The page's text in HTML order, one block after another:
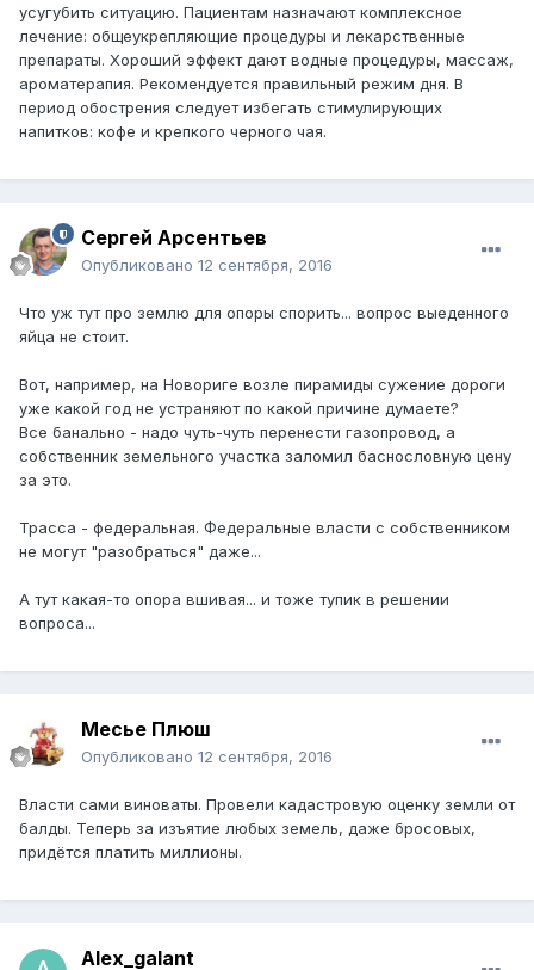
усугубить ситуацию. Пациентам назначают комплексное
лечение: общеукрепляющие процедуры и лекарственные
препараты. Хороший эффект дают водные процедуры, массаж,
ароматерапия. Рекомендуется правильный режим дня. В
период обострения следует избегать стимулирующих
напитков: кофе и крепкого черного чая.
Сергей Арсентьев
Опубликовано 12 сентября, 2016
Что уж тут про землю для опоры спорить... вопрос выеденного
яйца не стоит.
Вот, например, на Новориге возле пирамиды сужение дороги
уже какой год не устраняют по какой причине думаете?
Все банально - надо чуть-чуть перенести газопровод, а
собственник земельного участка заломил баснословную цену
за это.
Трасса - федеральная. Федеральные власти с собственником
не могут "разобраться" даже...
А тут какая-то опора вшивая... и тоже тупик в решении
вопроса...
Месье Плюш
Опубликовано 12 сентября, 2016
Власти сами виноваты. Провели кадастровую оценку земли от
балды. Теперь за изъятие любых земель, даже бросовых,
придётся платить миллионы.
Alex_galant